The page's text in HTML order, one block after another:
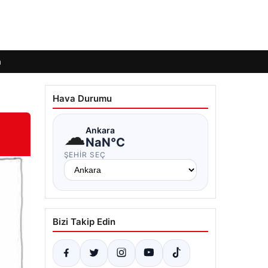
Hava Durumu
☁Ankara
NaN°C
ŞEHIR SEÇ
Bizi Takip Edin